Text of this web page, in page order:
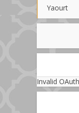
Yaourt
Invalid